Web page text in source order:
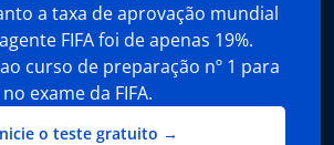
a taxa de aprovação mundial
FIFA foi de apenas 19%.
curso de preparação nº 1 para
exame da FIFA.
o teste gratuito →